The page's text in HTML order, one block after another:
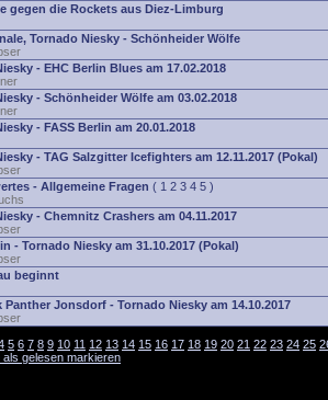
gegen die Rockets aus Diez-Limburg
Tornado Niesky - Schönheider Wölfe
- EHC Berlin Blues am 17.02.2018
- Schönheider Wölfe am 03.02.2018
- FASS Berlin am 20.01.2018
- TAG Salzgitter Icefighters am 12.11.2017 (Pokal)
- Allgemeine Fragen ( 1 2 3 4 5 )
- Chemnitz Crashers am 04.11.2017
- Tornado Niesky am 31.10.2017 (Pokal)
beginnt
Panther Jonsdorf - Tornado Niesky am 14.10.2017
5 6 7 8 9 10 11 12 13 14 15 16 17 18 19 20 21 22 23 24 25
als gelesen markieren